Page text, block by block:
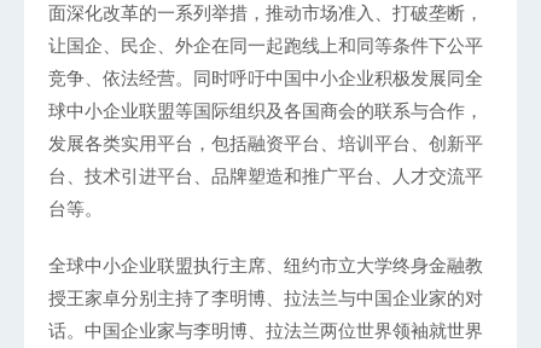
面深化改革的一系列举措，推动市场准入、打破垄断，
让国企、民企、外企在同一起跑线上和同等条件下公平
竞争、依法经营。同时呼吁中国中小企业积极发展同全
球中小企业联盟等国际组织及各国商会的联系与合作，
发展各类实用平台，包括融资平台、培训平台、创新平
台、技术引进平台、品牌塑造和推广平台、人才交流平
台等。
全球中小企业联盟执行主席、纽约市立大学终身金融教
授王家卓分别主持了李明博、拉法兰与中国企业家的对
话。中国企业家与李明博、拉法兰两位世界领袖就世界